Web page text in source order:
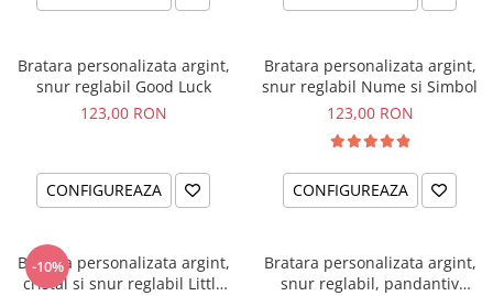
Bratara personalizata argint,
snur reglabil Good Luck
123,00 RON
CONFIGUREAZA
Bratara personalizata argint,
snur reglabil Nume si Simbol
123,00 RON
CONFIGUREAZA
-10%
Bratara personalizata argint,
cristal si snur reglabil Little
Bratara personalizata argint,
snur reglabil, pandantiv